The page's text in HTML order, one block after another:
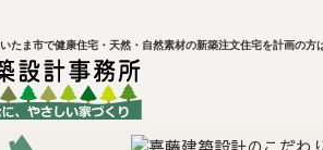
たま市で健康住宅・天然・自然素材の新築注文住宅を計画の方